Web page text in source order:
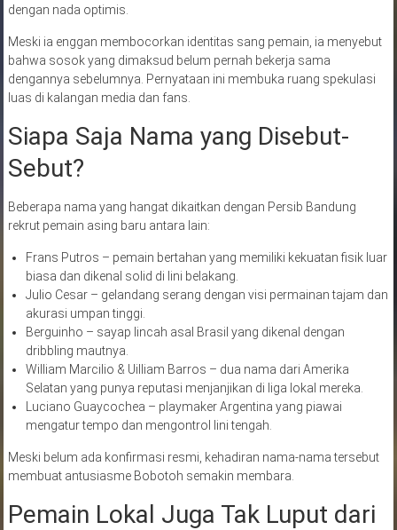
dengan nada optimis.
Meski ia enggan membocorkan identitas sang pemain, ia menyebut
bahwa sosok yang dimaksud belum pernah bekerja sama
dengannya sebelumnya. Pernyataan ini membuka ruang spekulasi
luas di kalangan media dan fans.
Siapa Saja Nama yang Disebut-
Sebut?
Beberapa nama yang hangat dikaitkan dengan Persib Bandung
rekrut pemain asing baru antara lain:
Frans Putros – pemain bertahan yang memiliki kekuatan fisik luar
biasa dan dikenal solid di lini belakang.
Julio Cesar – gelandang serang dengan visi permainan tajam dan
akurasi umpan tinggi.
Berguinho – sayap lincah asal Brasil yang dikenal dengan
dribbling mautnya.
William Marcilio & Uilliam Barros – dua nama dari Amerika
Selatan yang punya reputasi menjanjikan di liga lokal mereka.
Luciano Guaycochea – playmaker Argentina yang piawai
mengatur tempo dan mengontrol lini tengah.
Meski belum ada konfirmasi resmi, kehadiran nama-nama tersebut
membuat antusiasme Bobotoh semakin membara.
Pemain Lokal Juga Tak Luput dari